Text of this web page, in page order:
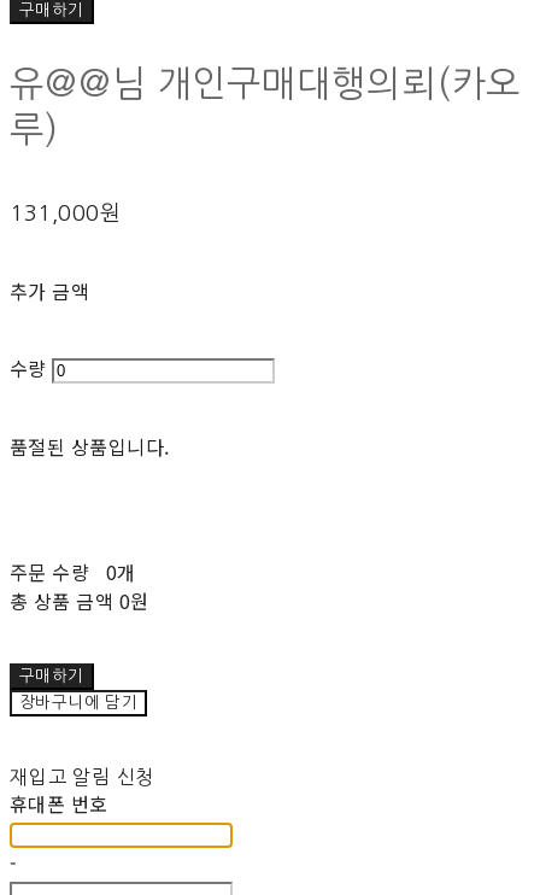
구매하기
유@@님 개인구매대행의뢰(카오
루)
131,000원
추가 금액
수량
품절된 상품입니다.
주문 수량 0개
총 상품 금액 0원
구매하기
장바구니에 담기
재입고 알림 신청
휴대폰 번호
-